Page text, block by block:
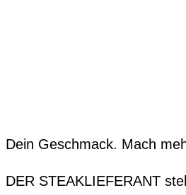
Dein Geschmack. Mach
DER STEAKLIEFERANT